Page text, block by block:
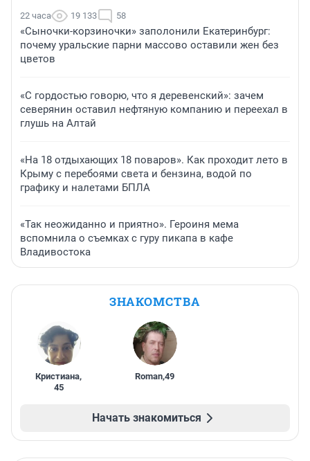
22 часа 19 133 58
«Сыночки-корзиночки» заполонили Екатеринбург:
почему уральские парни массово оставили жен без
цветов
«С гордостью говорю, что я деревенский»: зачем
северянин оставил нефтяную компанию и переехал в
глушь на Алтай
«На 18 отдыхающих 18 поваров». Как проходит лето в
Крыму с перебоями света и бензина, водой по
графику и налетами БПЛА
«Так неожиданно и приятно». Героиня мема
вспомнила о съемках с гуру пикапа в кафе
Владивостока
ЗНАКОМСТВА
Кристиана,
45
Roman,49
Начать знакомиться